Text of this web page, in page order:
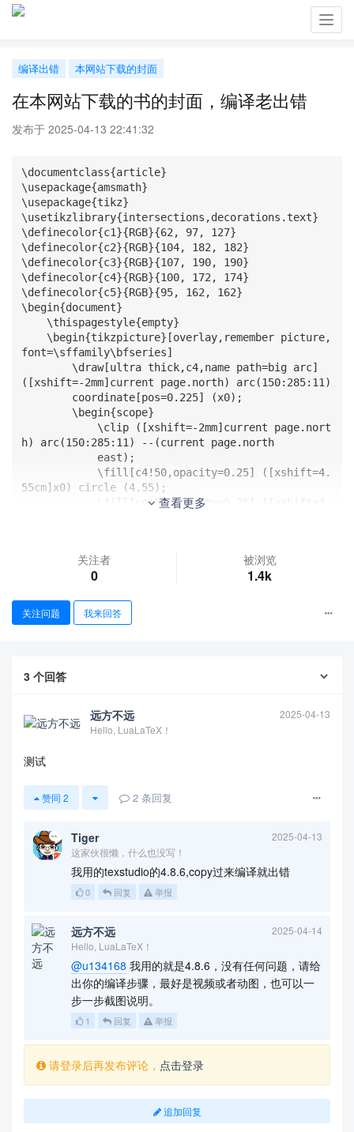
编译出错 本网站下载的封面
在本网站下载的书的封面，编译老出错
发布于 2025-04-13 22:41:32
\documentclass{article}
\usepackage{amsmath}
\usepackage{tikz}
\usetikzlibrary{intersections,decorations.text}
\definecolor{c1}{RGB}{62, 97, 127}
\definecolor{c2}{RGB}{104, 182, 182}
\definecolor{c3}{RGB}{107, 190, 190}
\definecolor{c4}{RGB}{100, 172, 174}
\definecolor{c5}{RGB}{95, 162, 162}
\begin{document}
font=\sffamily\bfseries]
([xshift=-2mm]current page.north) arc(150:285:11)
h) arc(150:285:11) --(current page.north
55cm]x0) circle (4.55);
            \draw[ultra thick,c4!50] (x0) arc(-9
0:8.75);
            \draw[ultra thick,c4!50,name path=arc
            \path[name intersections={of=big arc
            \draw[ultra thick,c4,name path=arc2]
(x1) arc(135:-20:4.75);
5:-20:8.75);
and arc2,by={aux,x2}}];
            \draw[ultra thick,c4!50] (x2) arc(18
        \end{scope}
        \path[decoration={text along path,text co
lor=c4,
            raise = -2.8ex,
            text  along path,
9},
            text align = center,
        },
        decorate
50:245:11);
        %
        \begin{scope}
            \path[clip,postaction={fill=c3}]
            ([xshift=2cm,yshift=-8cm]current pag
e.center) rectangle ++ (4.2,7.7);
            \draw[c5,ultra thick,fill=c2] ([xshif
t=0.5cm,yshift=-8cm]current page.center)
查看更多
关注者
0
被浏览
1.4k
关注问题 我来回答
3 个回答
远方不远
2025-04-13
Hello, LuaLaTeX！
测试
赞同 2 2 条回复
Tiger
2025-04-13
这家伙很懒，什么也没写！
我用的texstudio的4.8.6,copy过来编译就出错
0 回复 举报
远方不远
2025-04-14
Hello, LuaLaTeX！
@u134168 我用的就是4.8.6，没有任何问题，请给
出你的编译步骤，最好是视频或者动图，也可以一
步一步截图说明。
1 回复 举报
请登录后再发布评论， 点击登录
追加回复